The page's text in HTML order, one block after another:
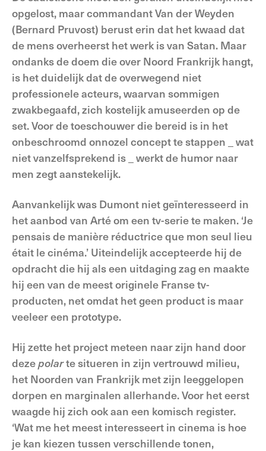
opgelost, maar commandant Van der Weyden
(Bernard Pruvost) berust erin dat het kwaad dat
de mens overheerst het werk is van Satan. Maar
ondanks de doem die over Noord Frankrijk hangt,
is het duidelijk dat de overwegend niet
professionele acteurs, waarvan sommigen
zwakbegaafd, zich kostelijk amuseerden op de
set. Voor de toeschouwer die bereid is in het
onbeschroomd onnozel concept te stappen _ wat
niet vanzelfsprekend is _ werkt de humor naar
men zegt aanstekelijk.
Aanvankelijk was Dumont niet geïnteresseerd in
het aanbod van Arté om een tv-serie te maken. ‘Je
pensais de manière réductrice que mon seul lieu
était le cinéma.’ Uiteindelijk accepteerde hij de
opdracht die hij als een uitdaging zag en maakte
hij een van de meest originele Franse tv-
producten, net omdat het geen product is maar
veeleer een prototype.
Hij zette het project meteen naar zijn hand door
dezepolarte situeren in zijn vertrouwd milieu,
het Noorden van Frankrijk met zijn leeggelopen
dorpen en marginalen allerhande. Voor het eerst
waagde hij zich ook aan een komisch register.
‘Wat me het meest interesseert in cinema is hoe
je kan kiezen tussen verschillende tonen,